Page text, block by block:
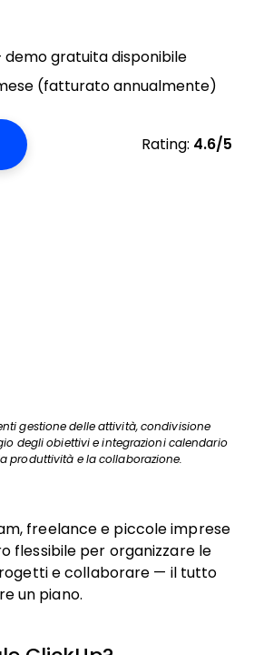
demo gratuita disponibile
(fatturato annualmente)
Rating: 4.6/5
gestione delle attività, condivisione
degli obiettivi e integrazioni calendario
produttività e la collaborazione.
freelance e piccole imprese
flessibile per organizzare le
e collaborare — il tutto
un piano.